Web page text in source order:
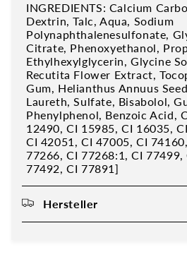
INGREDIENTS: Calcium
Dextrin, Talc, Aqua, Sodium
Polynaphthalenesulfonate,
Citrate, Phenoxyethanol,
Ethylhexylglycerin, Glycine
Recutita Flower Extract,
Gum, Helianthus Annuus
Laureth, Sulfate, Bisabolol,
Phenylphenol, Benzoic Acid,
12490, CI 15985, CI 16035,
CI 42051, CI 47005, CI
77266, CI 77268:1, CI 77499,
77492, CI 77891]
Hersteller